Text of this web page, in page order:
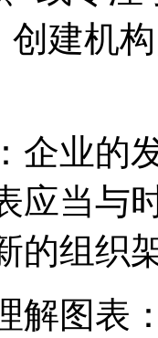
创建机
企业的
应当与
的组织
解图表